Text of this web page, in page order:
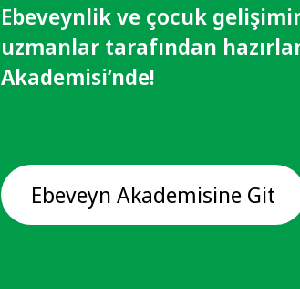
Ebeveynlik ve çocuk
uzmanlar tarafından
Akademisi’nde!
Ebeveyn Akademisine Git